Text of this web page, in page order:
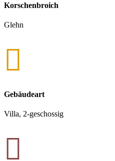
Korschenbroich
Glehn

Gebäudeart
Villa, 2-geschossig
